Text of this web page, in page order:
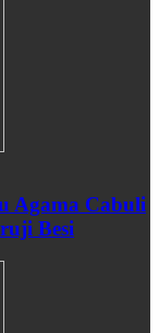
Agama Cabuli
Besi